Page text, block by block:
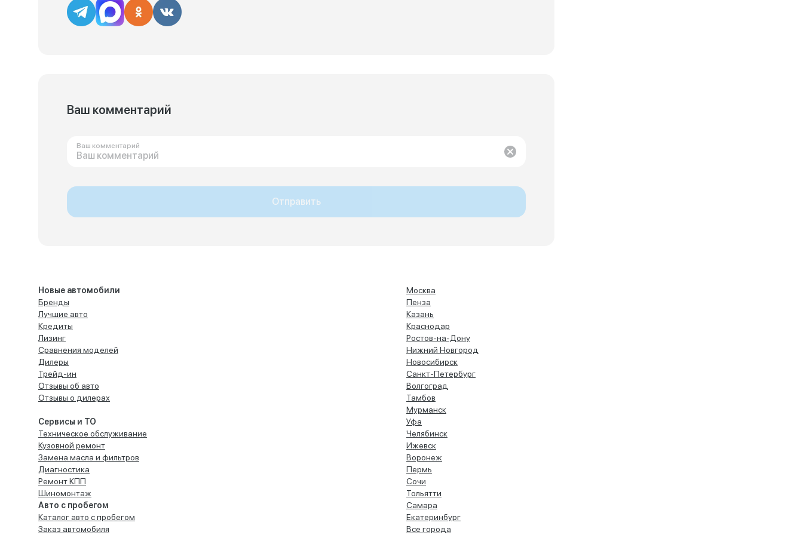
Ваш комментарий
Ваш комментарий
Отправить
Новые автомобили
Бренды
Лучшие авто
Кредиты
Лизинг
Сравнения моделей
Дилеры
Трейд-ин
Отзывы об авто
Отзывы о дилерах
Сервисы и ТО
Техническое обслуживание
Кузовной ремонт
Замена масла и фильтров
Диагностика
Ремонт КПП
Шиномонтаж
Авто с пробегом
Каталог авто с пробегом
Заказ автомобиля
Москва
Пенза
Казань
Краснодар
Ростов-на-Дону
Нижний Новгород
Новосибирск
Санкт-Петербург
Волгоград
Тамбов
Мурманск
Уфа
Челябинск
Ижевск
Воронеж
Пермь
Сочи
Тольятти
Самара
Екатеринбург
Все города